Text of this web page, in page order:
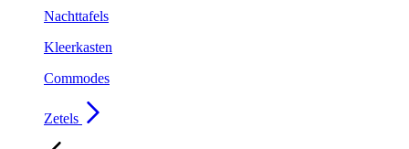
Nachttafels
Kleerkasten
Commodes
Zetels